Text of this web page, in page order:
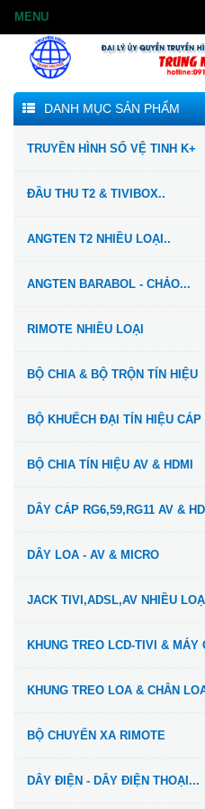
DANH MỤC SẢN PHẨM
TRUYỀN HÌNH SỐ VỆ TINH K+
ĐẦU THU T2 & TIVIBOX..
ANGTEN T2 NHIỀU LOẠI..
ANGTEN BARABOL - CHẢO...
RIMOTE NHIỀU LOẠI
BỘ CHIA & BỘ TRỘN TÍN HIỆU
BỘ KHUẾCH ĐẠI TÍN HIỆU CÁP
BỘ CHIA TÍN HIỆU AV & HDMI
DÂY CÁP RG6,59,RG11 AV &
DÂY LOA - AV & MICRO
JACK TIVI,ADSL,AV NHIỀU
KHUNG TREO LCD-TIVI & MÁY
KHUNG TREO LOA & CHÂN
BỘ CHUYỂN XA RIMOTE
DÂY ĐIỆN - DÂY ĐIỆN THOẠI...